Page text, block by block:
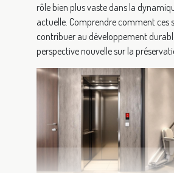
rôle bien plus vaste dans la
actuelle. Comprendre comment ces
contribuer au développement
perspective nouvelle sur la